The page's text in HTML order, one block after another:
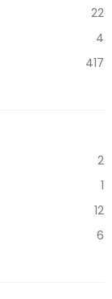
22
4
417
2
1
12
6